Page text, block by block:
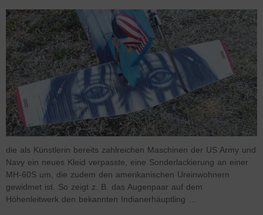
die als Künstlerin bereits zahlreichen Maschinen der US Army und
Navy ein neues Kleid verpasste, eine Sonderlackierung an einer
MH-60S um, die zudem den amerikanischen Ureinwohnern
gewidmet ist. So zeigt z. B. das Augenpaar auf dem
Höhenleitwerk den bekannten Indianerhäuptling …